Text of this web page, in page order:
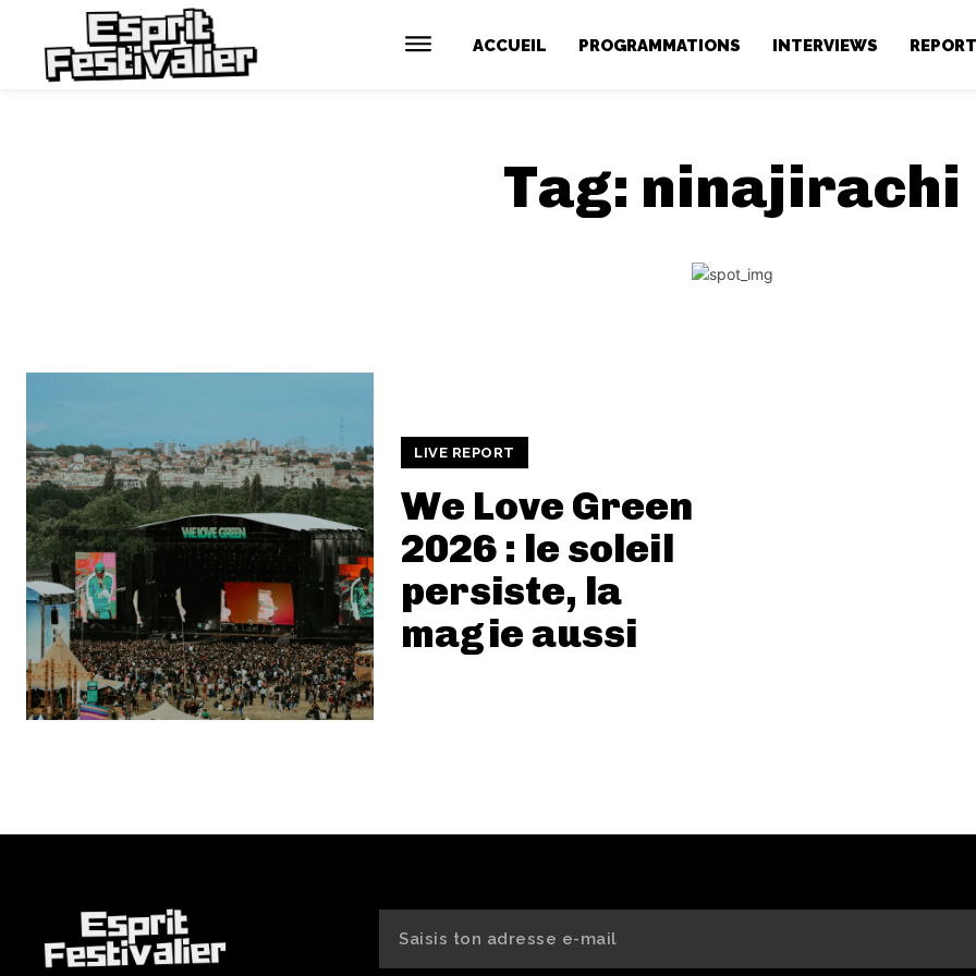
ACCUEIL PROGRAMMATIONS INTERVIEWS
Tag: ninajirachi
LIVE REPORT
We Love Green
2026 : le soleil
persiste, la
magie aussi